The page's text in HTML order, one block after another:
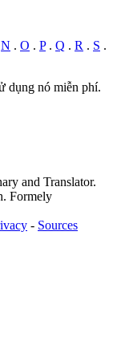
N . O . P. Q . R . S .
dụng nó miễn phí.
and Translator.
Formely
- Sources